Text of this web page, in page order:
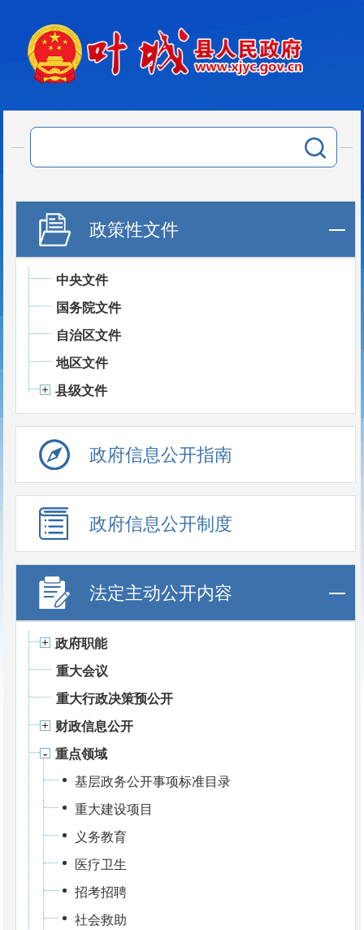
政策性文件
中央文件
国务院文件
自治区文件
地区文件
县级文件
政府信息公开指南
政府信息公开制度
法定主动公开内容
政府职能
重大会议
重大行政决策预公开
财政信息公开
重点领域
基层政务公开事项标准目录
重大建设项目
义务教育
医疗卫生
招考招聘
社会救助